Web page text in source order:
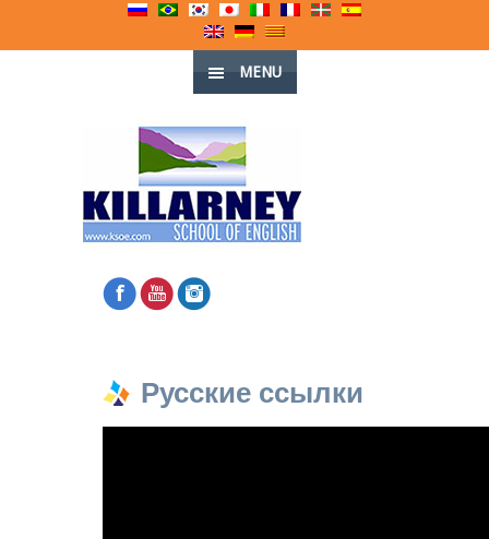
MENU
Русские ссылки